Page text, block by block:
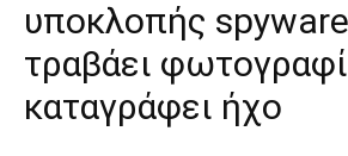
υποκλοπής
τραβάει
καταγράφει ήχο